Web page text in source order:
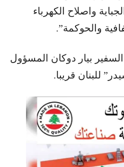
واصلاح الكهرباء
والحوكمة”.
بيار دوكان المسؤول
للبنان قريبا.